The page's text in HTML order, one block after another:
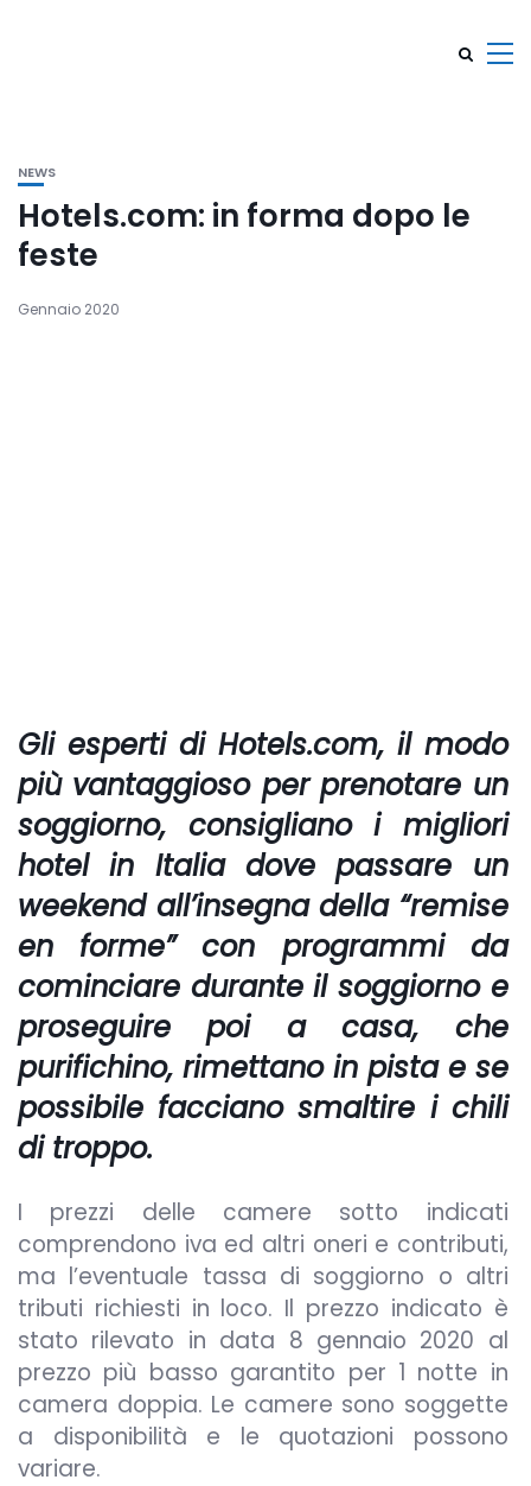
NEWS
Hotels.com: in forma dopo le
feste
Gennaio 2020
Gli esperti di Hotels.com, il modo
più vantaggioso per prenotare un
soggiorno, consigliano i migliori
hotel in Italia dove passare un
weekend all’insegna della “remise
en forme” con programmi da
cominciare durante il soggiorno e
proseguire poi a casa, che
purifichino, rimettano in pista e se
possibile facciano smaltire i chili
di troppo.
I prezzi delle camere sotto indicati
comprendono iva ed altri oneri e contributi,
ma l’eventuale tassa di soggiorno o altri
tributi richiesti in loco. Il prezzo indicato è
stato rilevato in data 8 gennaio 2020 al
prezzo più basso garantito per 1 notte in
camera doppia. Le camere sono soggette
a disponibilità e le quotazioni possono
variare.